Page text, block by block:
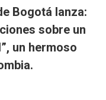
Bogotá lanza:
sobre un
un hermoso